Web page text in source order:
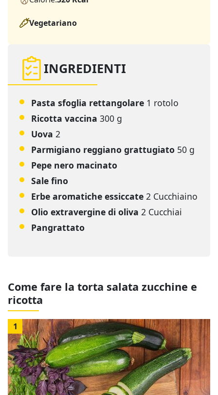
Vegetariano
INGREDIENTI
Pasta sfoglia rettangolare 1 rotolo
Ricotta vaccina 300 g
Uova 2
Parmigiano reggiano grattugiato 50 g
Pepe nero macinato
Sale fino
Erbe aromatiche essiccate 2 Cucchiaino
Olio extravergine di oliva 2 Cucchiai
Pangrattato
Come fare la torta salata zucchine e
ricotta
1